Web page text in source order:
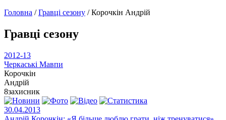
Головна /Гравці сезону /Корочкін Андрій
Гравці сезону
2012-13
Черкаські Мавпи
Корочкін
Андрій
8захисник
30.04.2013